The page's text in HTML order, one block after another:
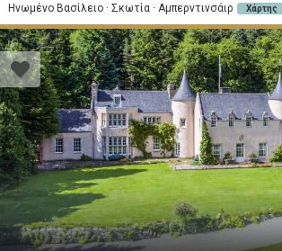
Ηνωμένο Βασίλειο · Σκωτία · Αμπερντινσάιρ Χάρτης